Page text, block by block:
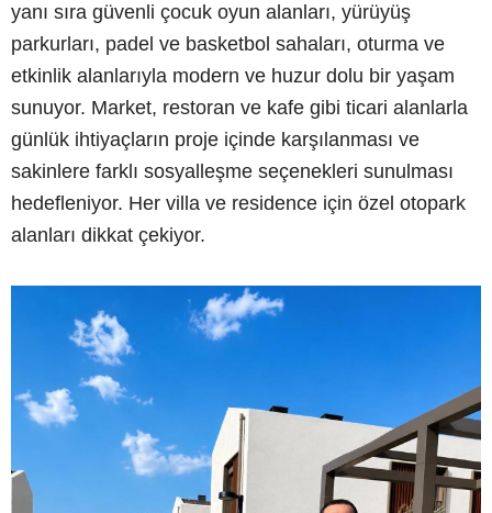
yanı sıra güvenli çocuk oyun alanları, yürüyüş
parkurları, padel ve basketbol sahaları, oturma ve
etkinlik alanlarıyla modern ve huzur dolu bir yaşam
sunuyor. Market, restoran ve kafe gibi ticari alanlarla
günlük ihtiyaçların proje içinde karşılanması ve
sakinlere farklı sosyalleşme seçenekleri sunulması
hedefleniyor. Her villa ve residence için özel otopark
alanları dikkat çekiyor.